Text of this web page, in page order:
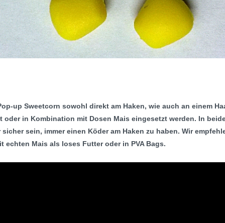
up Sweetcorn sowohl direkt am Haken, wie auch an einem
oder in Kombination mit Dosen Mais eingesetzt werden. In
sein, immer einen Köder am Haken zu haben. Wir
echten Mais als loses Futter oder in PVA Bags.